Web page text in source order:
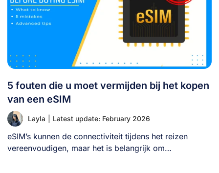
5 fouten die u moet vermijden bij het kopen
van een eSIM
Layla Latest update: February 2026
eSIM’s kunnen de connectiviteit tijdens het reizen
vereenvoudigen, maar het is belangrijk om